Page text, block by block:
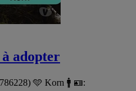
adopter
🩵 Korn 🚹 🪪: